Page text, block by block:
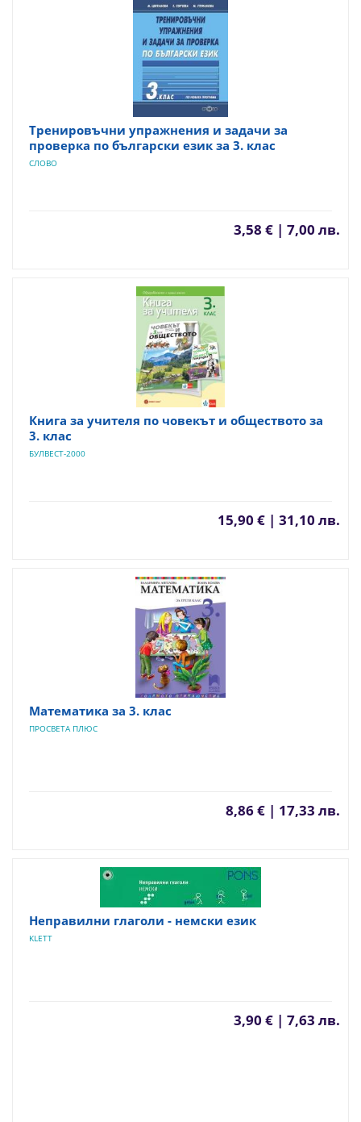
Тренировъчни упражнения и задачи за
проверка по български език за 3. клас
СЛОВО
3,58 € | 7,00 лв.
Книга за учителя по човекът и обществото за
3. клас
БУЛВЕСТ-2000
15,90 € | 31,10 лв.
Математика за 3. клас
ПРОСВЕТА ПЛЮС
8,86 € | 17,33 лв.
Неправилни глаголи - немски език
KLETT
3,90 € | 7,63 лв.